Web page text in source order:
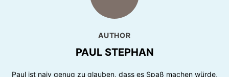
AUTHOR
PAUL STEPHAN
Paul ist naiv genug zu glauben, dass es Spaß machen würde,